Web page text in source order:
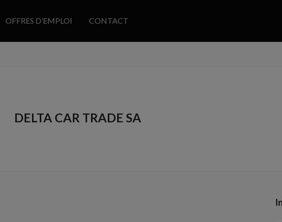
OFFRES D’EMPLOI CONTACT
DELTA CAR TRADE SA